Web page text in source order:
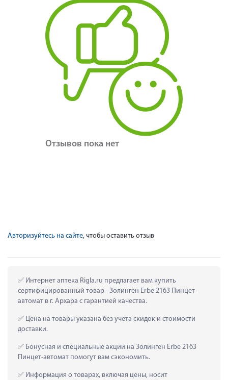
Отзывов пока нет
Авторизуйтесь на сайте, чтобы оставить отзыв
Интернет аптека Rigla.ru предлагает вам купить
сертифицированный товар - Золинген Erbe 2163 Пинцет-
автомат в г. Архара с гарантией качества.
Цена на товары указана без учета скидок и стоимости
доставки.
Бонусная и специальные акции на Золинген Erbe 2163
Пинцет-автомат помогут вам сэкономить.
Информация о товарах, включая цены, носит